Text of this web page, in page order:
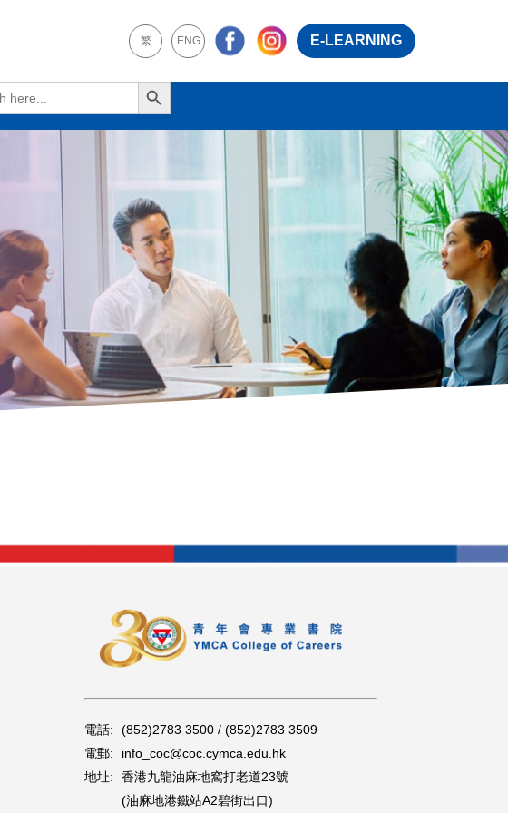
繁 ENG E-LEARNING
Search Button
電話:
(852)2783 3500 / (852)2783 3509
電郵:
info_coc@coc.cymca.edu.hk
地址:
香港九龍油麻地窩打老道23號
(油麻地港鐵站A2碧街出口)